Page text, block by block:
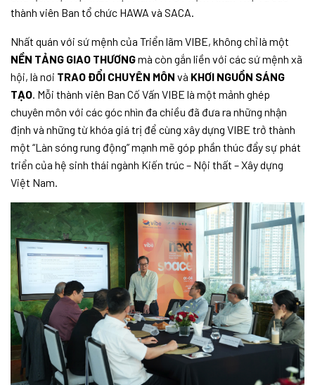
thành viên Ban tổ chức HAWA và SACA.
Nhất quán với sứ mệnh của Triển lãm VIBE, không chỉ là một
NỀN TẢNG GIAO THƯƠNGmà còn gắn liền với các sứ mệnh xã
hội, là nơi TRAO ĐỔI CHUYÊN MÔN và KHƠI NGUỒN SÁNG
TẠO. Mỗi thành viên Ban Cố Vấn VIBE là một mảnh ghép
chuyên môn với các góc nhìn đa chiều đã đưa ra những nhận
định và những từ khóa giá trị để cùng xây dựng VIBE trở thành
một “Làn sóng rung động” mạnh mẽ góp phần thúc đẩy sự phát
triển của hệ sinh thái ngành Kiến trúc – Nội thất – Xây dựng
Việt Nam.